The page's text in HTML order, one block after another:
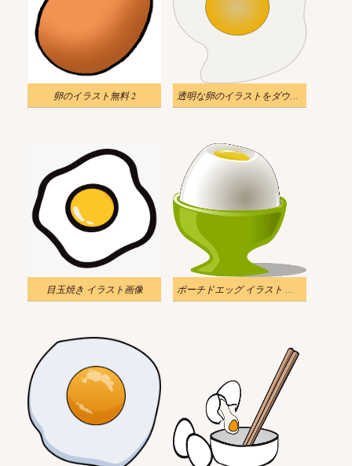
卵のイラスト無料 2 透明な卵のイラストをダウンロード
目玉焼き イラスト画像 ポーチドエッグ イラスト 透明